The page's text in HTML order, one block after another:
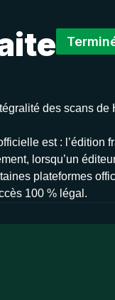
des scans
est : l’édition
lorsqu’un
plateformes
100 % légal.